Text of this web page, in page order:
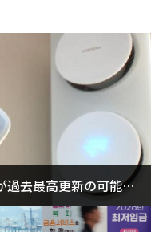
過去最高更新の可能性